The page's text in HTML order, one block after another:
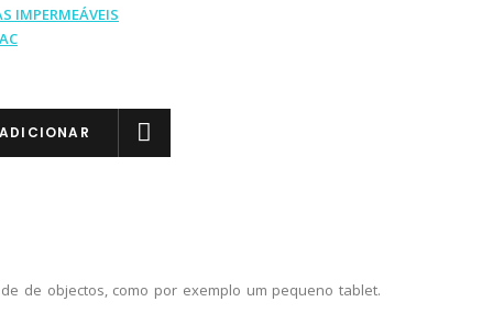
IMPERMEÁVEIS
ADICIONAR
de objectos, como por exemplo um pequeno tablet.